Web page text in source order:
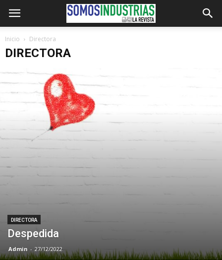
Inicio Directora
DIRECTORA
DIRECTORA
Despedida
Admin - 27/12/2022